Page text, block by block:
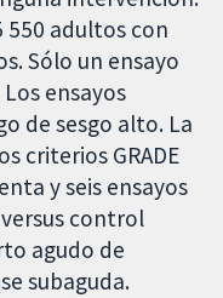
550 adultos con
Sólo un ensayo
ensayos
de sesgo alto. La
criterios GRADE
y seis ensayos
control
agudo de
subaguda.